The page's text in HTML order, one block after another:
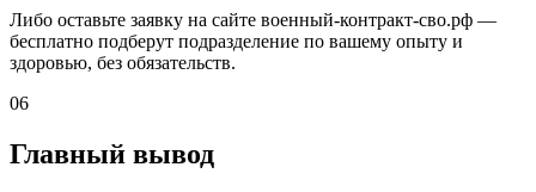
Либо оставьте заявку на сайте военный-контракт-сво.рф —
бесплатно подберут подразделение по вашему опыту и
здоровью, без обязательств.
06
Главный вывод